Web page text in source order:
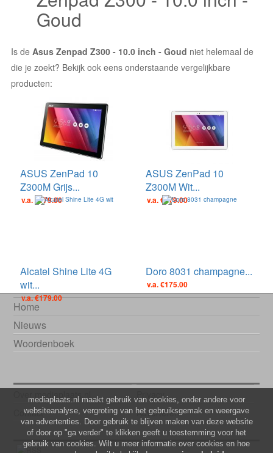
Goud
Is de Asus Zenpad Z300 - 10.0 inch - Goud niet helemaal de
die je zoekt? Bekijk ook eens onderstaande vergelijkbare
producten:
ASUS ZenPad 10
Z300M Grijs...
v.a. €179.00
ASUS ZenPad 10
Z300M Wit...
v.a. €179.00
Alcatel Shine Lite 4G
wit...
v.a. €179.00
Doro 8031 champagne...
v.a. €175.00
Home
Nieuws
Woordenboek
Over mediaplaats.nl
Privacy
Contact
Adverteren
mediaplaats.nl maakt gebruik van cookies, onder andere voor
websiteanalyse, vergroting van het gebruiksgemak en weergave
van advertenties. Door gebruik te blijven maken van deze website
of door op "ga verder" te klikken geeft u toestemming voor het
gebruik van cookies. Wilt u meer informatie over cookies en hoe